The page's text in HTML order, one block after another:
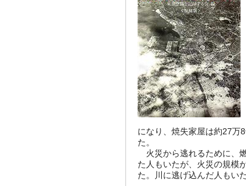
になり、焼失家屋は約27万
た。
火災から逃れるために、
た人もいたが、火災の規模
た。川に逃げ込んだ人もい